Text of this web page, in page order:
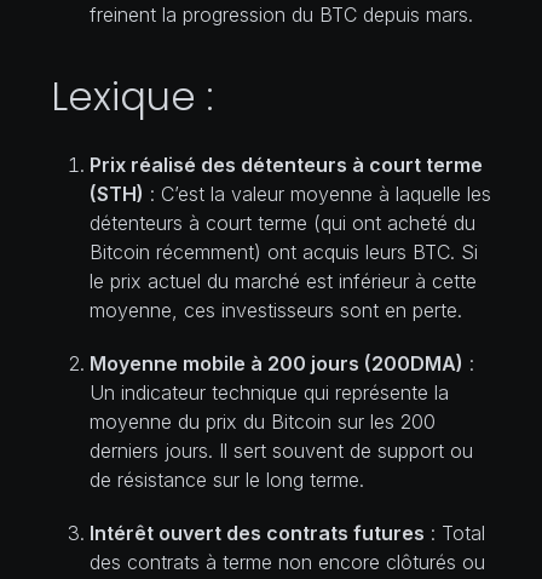
freinent la progression du BTC depuis mars.
Lexique :
Prix réalisé des détenteurs à court terme
(STH) : C’est la valeur moyenne à laquelle les
détenteurs à court terme (qui ont acheté du
Bitcoin récemment) ont acquis leurs BTC. Si
le prix actuel du marché est inférieur à cette
moyenne, ces investisseurs sont en perte.
Moyenne mobile à 200 jours (200DMA) :
Un indicateur technique qui représente la
moyenne du prix du Bitcoin sur les 200
derniers jours. Il sert souvent de support ou
de résistance sur le long terme.
Intérêt ouvert des contrats futures : Total
des contrats à terme non encore clôturés ou